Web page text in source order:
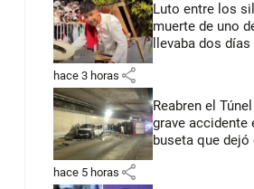
Luto entre los
muerte de uno
llevaba dos
hace 3 horas share
Reabren el
grave accidente
buseta que
hace 5 horas share